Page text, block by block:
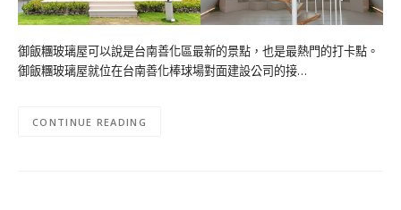
御飯糰玻璃屋可以說是台南善化區最新的景點，也是最熱門的打卡點。
御飯糰玻璃屋就位在台南善化棒球場對面建設公司的接…
CONTINUE READING